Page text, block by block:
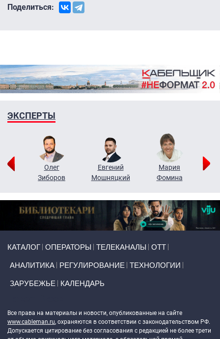
Поделиться:
ЭКСПЕРТЫ
Олег
Зиборов
Евгений
Мошняцкий
Мария
Фомина
КАТАЛОГ ОПЕРАТОРЫ ТЕЛЕКАНАЛЫ ОТТ
АНАЛИТИКА РЕГУЛИРОВАНИЕ ТЕХНОЛОГИИ
ЗАРУБЕЖЬЕ КАЛЕНДАРЬ
Все права на материалы и новости, опубликованные на сайте
www.cableman.ru, охраняются в соответствии с законодательством РФ.
Допускается цитирование без согласования с редакцией не более трети